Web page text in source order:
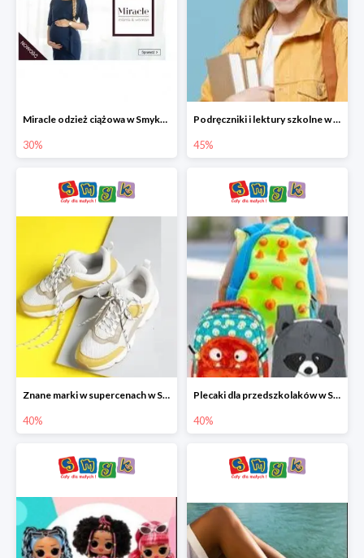
Miracle odzież ciążowa w Smyku co -30%
30%
Podręczniki i lektury szkolne w Smyku do -45%
45%
Znane marki w supercenach w Smyku - buty do -40%
40%
Plecaki dla przedszkolaków w Smyku do -40%
40%